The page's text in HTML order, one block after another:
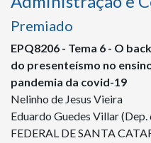
Premiado
EPQ8206 - Tema 6 - O
do presenteísmo no
pandemia da covid-19
Nelinho de Jesus Vieira
Eduardo Guedes Villar
FEDERAL DE SANTA